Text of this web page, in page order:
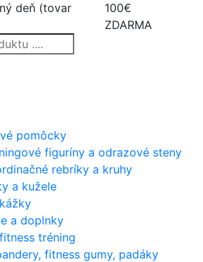
deň (tovar
100€
ZDARMA
pomôcky
figuríny a odrazové steny
rebríky a kruhy
a kužele
a doplnky
tréning
fitness gumy, padáky